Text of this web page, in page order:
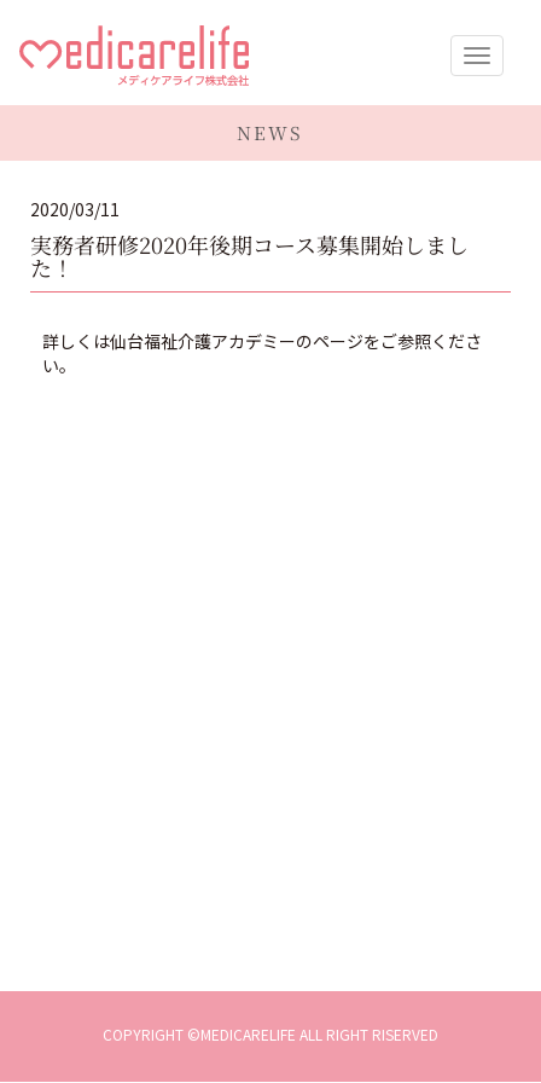
メディケア
会社
NEWS
2020/03/11
実務者研修2020年後期コース募集開始しまし
た！
詳しくは仙台福祉介護アカデミーのページをご参照くださ
い。
COPYRIGHT ©MEDICARELIFE ALL RIGHT RISERVED